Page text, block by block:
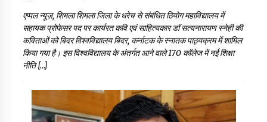
एप्पल न्यूज़, शिमला शिमला जिला के धरेच से संबंधित ठियोग महाविद्यालय में
सहायक प्रोफेसर पद पर कार्यरत कवि एवं साहित्यकार डॉ सत्यनारायण स्नेही की
कविताओं को बिदर विश्वविद्यालय बिदर, कर्नाटक के स्नातक पाठ्यक्रम में शामिल
किया गया है। इस विश्वविद्यालय के अंतर्गत आने वाले 170 कॉलेज में नई शिक्षा
नीति […]